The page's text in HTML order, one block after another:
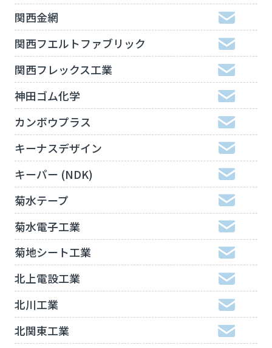
関西金網
関西フエルトファブリック
関西フレックス工業
神田ゴム化学
カンボウプラス
キーナスデザイン
キーパー (NDK)
菊水テープ
菊水電子工業
菊地シート工業
北上電設工業
北川工業
北関東工業